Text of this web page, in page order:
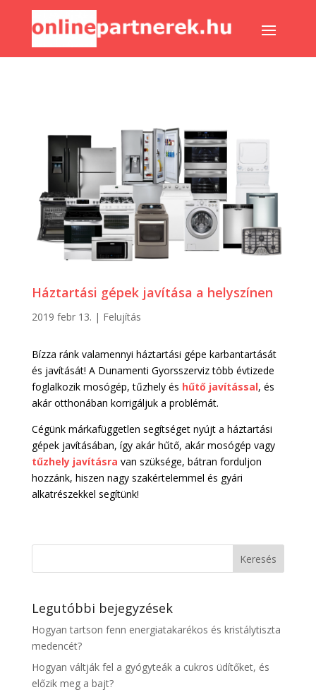
Háztartási gépek javítása a helyszínen
2019 febr 13. | Felujítás
Bízza ránk valamennyi háztartási gépe karbantartását
és javítását! A Dunamenti Gyorsszerviz több évtizede
foglalkozik mosógép, tűzhely és hűtő javítással, és
akár otthonában korrigáljuk a problémát.
Cégünk márkafüggetlen segítséget nyújt a háztartási
gépek javításában, így akár hűtő, akár mosógép vagy
tűzhely javításra van szüksége, bátran forduljon
hozzánk, hiszen nagy szakértelemmel és gyári
alkatrészekkel segítünk!
Legutóbbi bejegyzések
Hogyan tartson fenn energiatakarékos és kristálytiszta
medencét?
Hogyan váltják fel a gyógyteák a cukros üdítőket, és
előzik meg a bajt?